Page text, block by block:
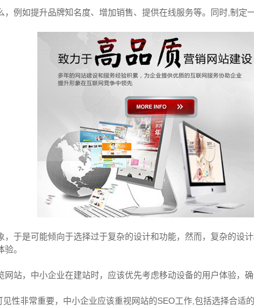
例如提升品牌知名度、增加销售、提供在线服务等。同时,制
于是可能倾向于选择过于复杂的设计和功能，然而，复杂的设
。
站，中小企业在建站时，应该优先考虑移动设备的用户体验，
性非常重要，中小企业应该重视网站的SEO工作,包括选择合适